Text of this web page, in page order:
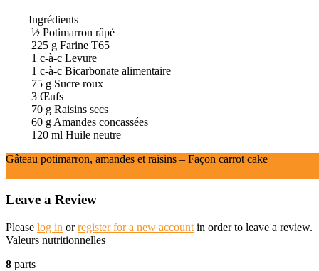
Ingrédients
½ Potimarron râpé
225 g Farine T65
1 c-à-c Levure
1 c-à-c Bicarbonate alimentaire
75 g Sucre roux
3 Œufs
70 g Raisins secs
60 g Amandes concassées
120 ml Huile neutre
Gâteau potimarron, amandes et raisins – Façon carrot cake
Leave a Review
Please log in orregister for a new account in order to leave a review.
Valeurs nutritionnelles
8 parts